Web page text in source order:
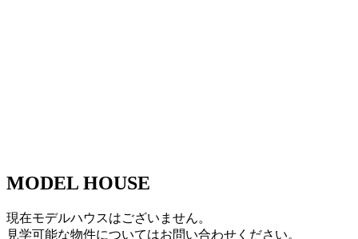
MODEL HOUSE
現在モデルハウスはございません。
見学可能な物件についてはお問い合わせください。